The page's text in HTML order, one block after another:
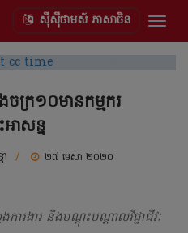
ស៊ីស៊ីថាមស៍ ភាសាចិន
ចក្រ១០មានកម្មករ
ាសន្ន
/ ២៧ មេសា ២០២០
រងារ និងបណ្ដុះបណ្ដាលវីជ្ជាជីវៈ